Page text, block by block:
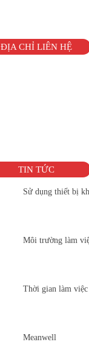
ĐỊA CHỈ LIÊN HỆ
TIN TỨC
Sử dụng thiết bị
Môi trường làm
Thời gian làm
Meanwell